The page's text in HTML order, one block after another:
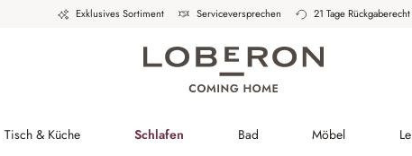
Exklusives Sortiment Serviceversprechen 21 Tage Rückgaberecht
Tisch & Küche Schlafen Bad Möbel